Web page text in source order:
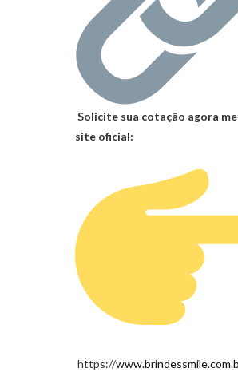
Solicite sua cotação agora
site oficial:
https://